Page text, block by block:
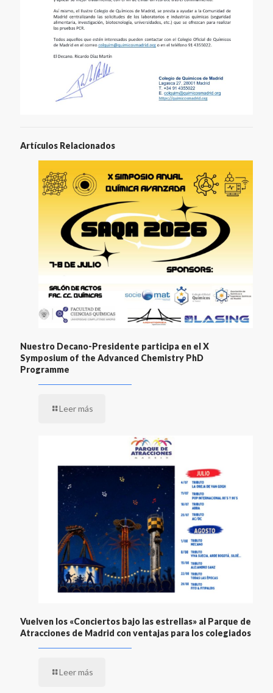
Artículos Relacionados
Nuestro Decano-Presidente participa en el X
Symposium of the Advanced Chemistry PhD
Programme
Leer más
Vuelven los «Conciertos bajo las estrellas» al Parque de
Atracciones de Madrid con ventajas para los colegiados
Leer más